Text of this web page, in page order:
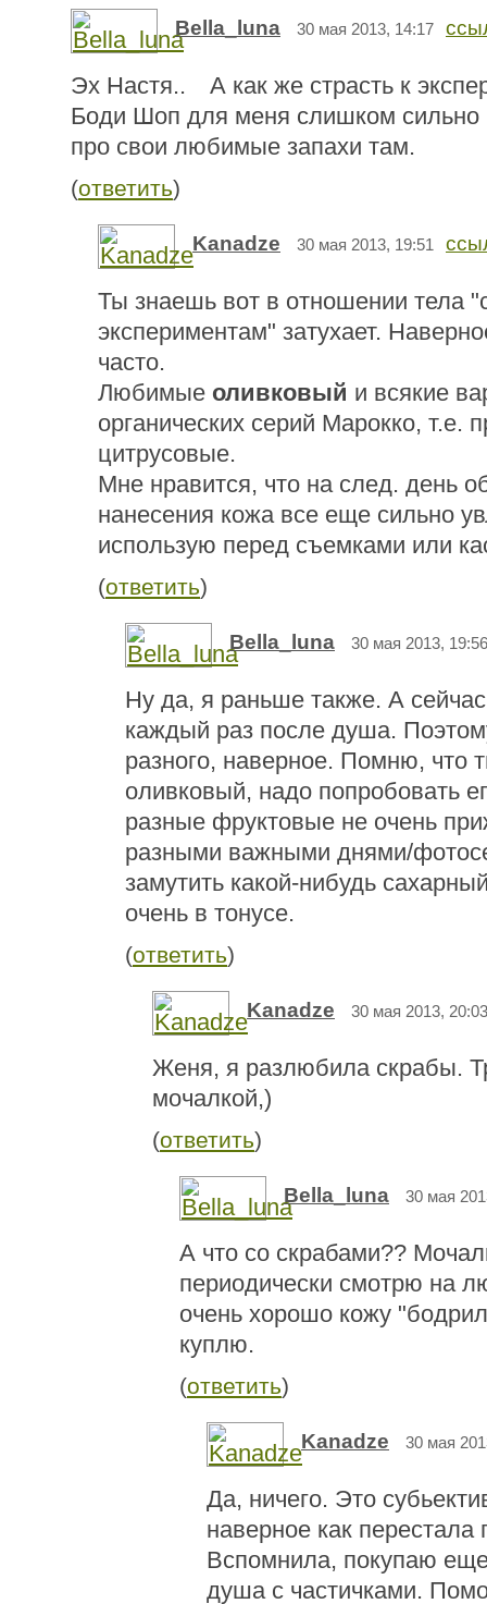
Bella_luna 30 мая 2013, 14:17
Эх Настя..
А как же страсть к
Боди Шоп для меня слишком сильно
про свои любимые запахи там.
(ответить)
Kanadze 30 мая 2013, 19:51
Ты знаешь вот в отношении тела
экспериментам" затухает.
часто.
Любимые оливковый и всякие
органических серий Марокко, т.е.
цитрусовые.
Мне нравится, что на след. день
нанесения кожа все еще сильно
использую перед съемками или
(ответить)
Bella_luna 30 мая 2013, 19:56
Ну да, я раньше также. А
каждый раз после душа.
разного, наверное. Помню, что
оливковый, надо попробовать
разные фруктовые не очень
разными важными днями/
замутить какой-нибудь
очень в тонусе.
(ответить)
Kanadze 30 мая 2013, 20:03
Женя, я разлюбила скрабы.
мочалкой,)
(ответить)
Bella_luna 30 мая
А что со скрабами??
периодически смотрю на
очень хорошо кожу
куплю.
(ответить)
Kanadze 30 мая
Да, ничего. Это
наверное как перестала
Вспомнила, покупаю
душа с частичками.